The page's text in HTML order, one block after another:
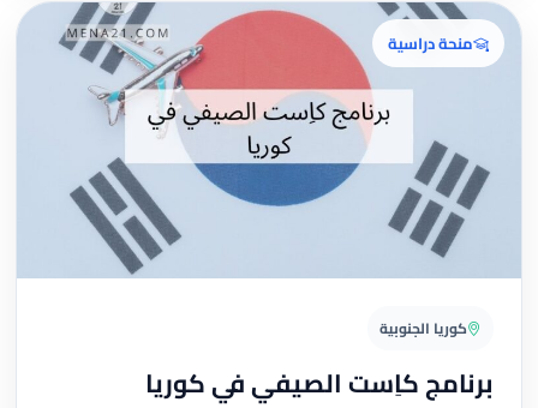
منحة دراسية
كوريا الجنوبية
برنامج كاِست الصيفي في كوريا